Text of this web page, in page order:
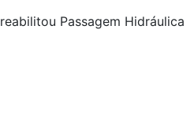
Passagem Hidráulica